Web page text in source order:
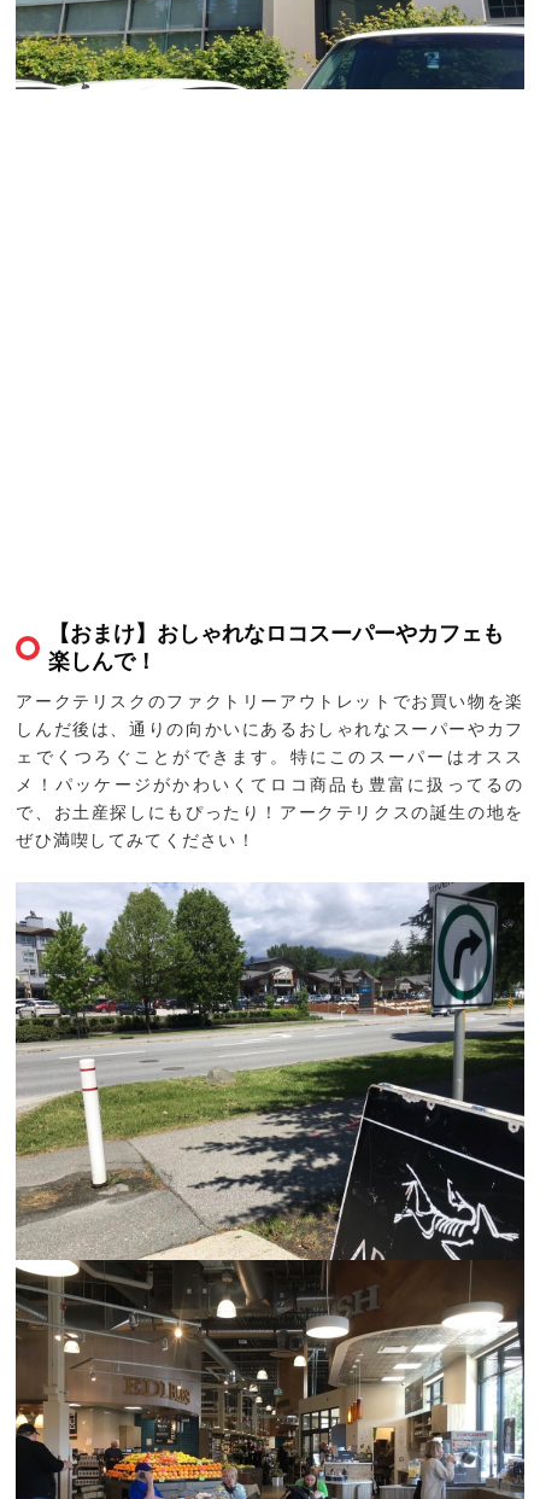
【おまけ】おしゃれなロコスーパーやカフェも
楽しんで！
アークテリスクのファクトリーアウトレットでお買い物を楽
しんだ後は、通りの向かいにあるおしゃれなスーパーやカフ
ェでくつろぐことができます。特にこのスーパーはオスス
メ！パッケージがかわいくてロコ商品も豊富に扱ってるの
で、お土産探しにもぴったり！アークテリクスの誕生の地を
ぜひ満喫してみてください！